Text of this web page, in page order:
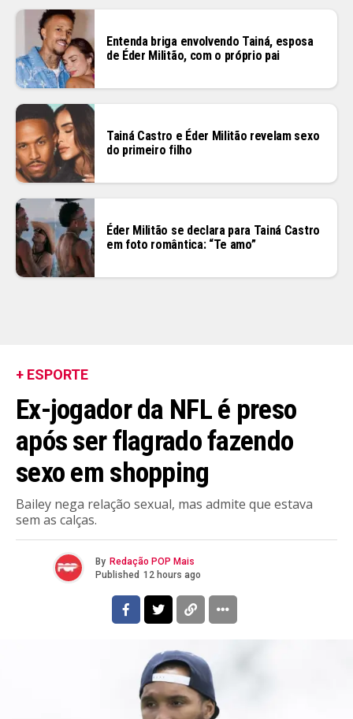
Entenda briga envolvendo Tainá, esposa
de Éder Militão, com o próprio pai
Tainá Castro e Éder Militão revelam sexo
do primeiro filho
Éder Militão se declara para Tainá Castro
em foto romântica: “Te amo”
+ ESPORTE
Ex-jogador da NFL é preso
após ser flagrado fazendo
sexo em shopping
Bailey nega relação sexual, mas admite que estava
sem as calças.
By Redação POP Mais
Published 12 hours ago